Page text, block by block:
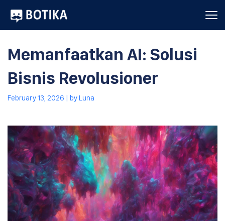
Memanfaatkan AI: Solusi
Bisnis Revolusioner
February 13, 2026 | byLuna